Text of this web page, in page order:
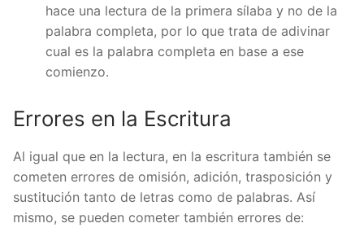
hace una lectura de la primera sílaba y no de la
palabra completa, por lo que trata de adivinar
cual es la palabra completa en base a ese
comienzo.
Errores en la Escritura
Al igual que en la lectura, en la escritura también se
cometen errores de omisión, adición, trasposición y
sustitución tanto de letras como de palabras. Así
mismo, se pueden cometer también errores de: